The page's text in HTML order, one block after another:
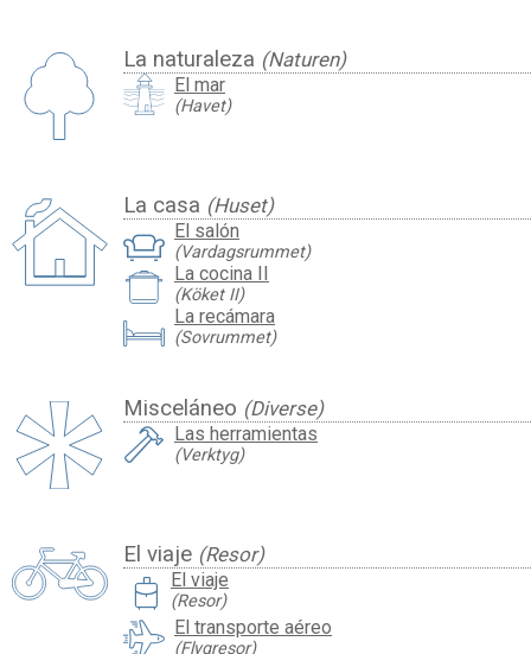
La naturaleza (Naturen)
El mar
(Havet)
La casa (Huset)
El salón
(Vardagsrummet)
La cocina II
(Köket II)
La recámara
(Sovrummet)
Misceláneo (Diverse)
Las herramientas
(Verktyg)
El viaje (Resor)
travel_luggage_and_bags El viaje
(Resor)
El transporte aéreo
(Flygresor)